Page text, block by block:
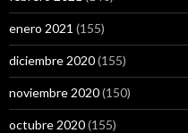
enero 2021 (155)
diciembre 2020(155)
noviembre 2020(150)
octubre 2020(155)